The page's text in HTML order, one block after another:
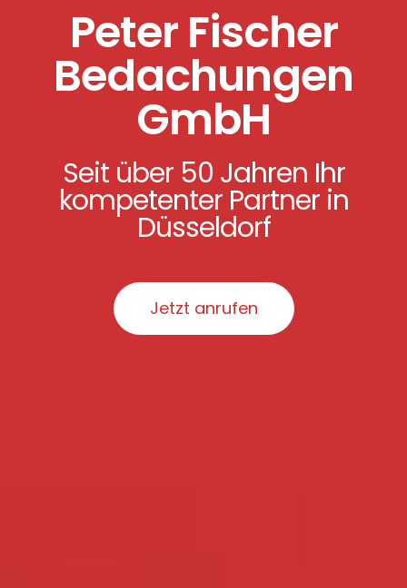
Peter Fischer
Bedachungen
GmbH
Seit über 50 Jahren Ihr
kompetenter Partner in
Düsseldorf
Jetzt anrufen